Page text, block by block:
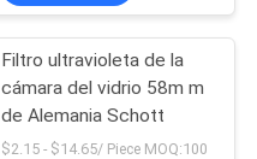
Filtro ultravioleta de la
cámara del vidrio 58m m
de Alemania Schott
$2.15 - $14.65/ Piece MOQ:100